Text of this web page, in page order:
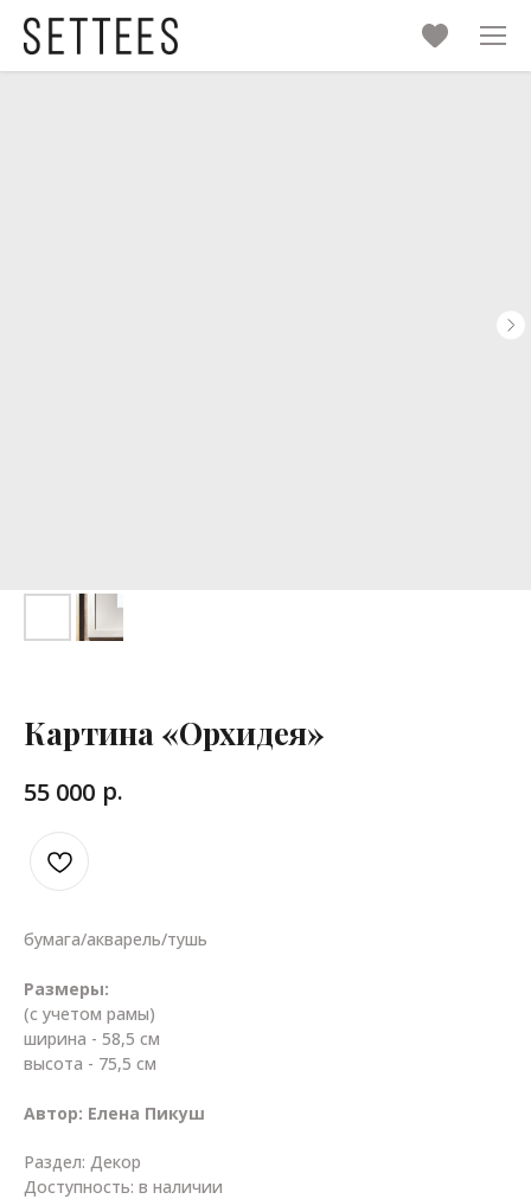
Картина «Орхидея»
55 000 р.
бумага/акварель/тушь
Размеры:
(с учетом рамы)
ширина - 58,5 см
высота - 75,5 см
Автор: Елена Пикуш
Раздел: Декор
Доступность: в наличии